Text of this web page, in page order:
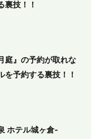
裏技！！
庭』の予約が取れな
を予約する裏技！！
ホテル城ヶ倉-